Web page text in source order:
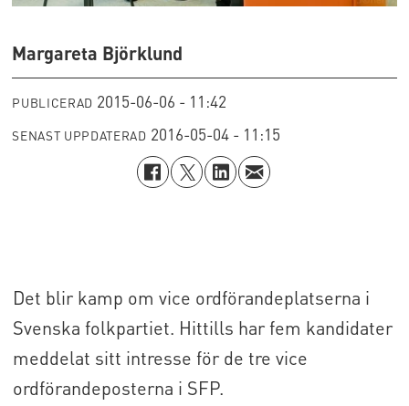
Margareta Björklund
PUBLICERAD 2015-06-06 - 11:42
SENAST UPPDATERAD 2016-05-04 - 11:15
Det blir kamp om vice ordförandeplatserna i
Svenska folkpartiet. Hittills har fem kandidater
meddelat sitt intresse för de tre vice
ordförandeposterna i SFP.